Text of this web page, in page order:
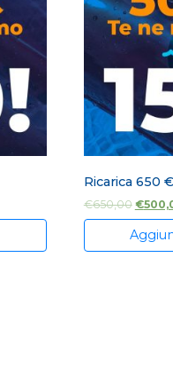
Ricarica 650 €
€650,00 €